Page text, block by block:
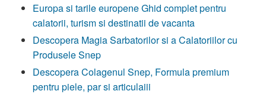
Europa si tarile europene Ghid complet pentru
calatorii, turism si destinatii de vacanta
Descopera Magia Sarbatorilor si a Calatoriilor cu
Produsele Snep
Descopera Colagenul Snep, Formula premium
pentru piele, par si articulaiii